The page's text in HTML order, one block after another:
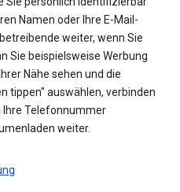
Namen oder Ihre E-Mail-
weiter, wenn Sie
Sie beispielsweise Werbung
Nähe sehen und die
tippen" auswählen, verbinden
Ihre Telefonnummer
weiter.